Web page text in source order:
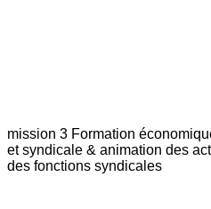
mission 3 Formation
et syndicale & animation des
des fonctions syndicales